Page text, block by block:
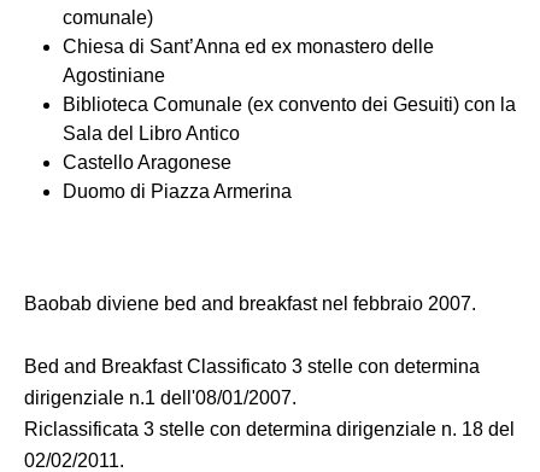
comunale)
Chiesa di Sant’Anna ed ex monastero delle
Agostiniane
Biblioteca Comunale (ex convento dei Gesuiti) con la
Sala del Libro Antico
Castello Aragonese
Duomo di Piazza Armerina
Baobab diviene bed and breakfast nel febbraio 2007.
Bed and Breakfast Classificato 3 stelle con determina
dirigenziale n.1 dell'08/01/2007.
Riclassificata 3 stelle con determina dirigenziale n. 18 del
02/02/2011.